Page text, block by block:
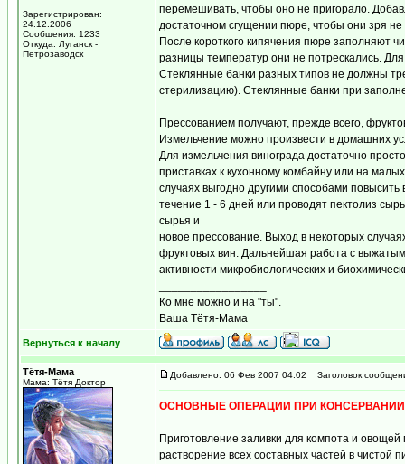
Зарегистрирован:
24.12.2006
Сообщения: 1233
Откуда: Луганск -
Петрозаводск
перемешивать, чтобы оно не пригорало.
достаточном сгущении пюре, чтобы они зря
После короткого кипячения пюре заполняют
разницы температур они не потрескались.
Стеклянные банки разных типов не должны
стерилизацию). Стеклянные банки при
Прессованием получают, прежде всего,
Измельчение можно произвести в домашних
Для измельчения винограда достаточно
приставках к кухонному комбайну или на
случаях выгодно другими способами
течение 1 - 6 дней или проводят пектолиз
сырья и
новое прессование. Выход в некоторых
фруктовых вин. Дальнейшая работа с
активности микробиологических и
Ко мне можно и на "ты".
Ваша Тётя-Мама
Вернуться к началу
Тётя-Мама
Мама: Тётя Доктор
Добавлено: 06 Фев 2007 04:02 Заголовок
ОСНОВНЫЕ ОПЕРАЦИИ ПРИ
Приготовление заливки для компота и
растворение всех составных частей в чистой